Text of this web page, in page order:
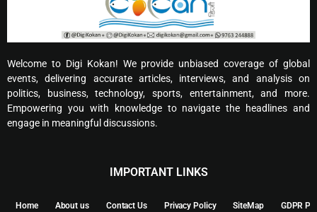
Welcome to Digi Kokan! We provide unbiased coverage of global
events, delivering accurate articles, interviews, and analysis on
politics, business, technology, sports, entertainment, and more.
Empowering you with knowledge to navigate the headlines and
engage in meaningful discussions.
IMPORTANT LINKS
Home About us Contact Us Privacy Policy SiteMap GDPR